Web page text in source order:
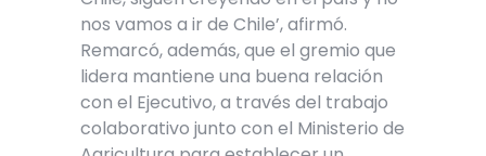
nos vamos a ir de Chile’, afirmó.
Remarcó, además, que el gremio que
lidera mantiene una buena relación
con el Ejecutivo, a través del trabajo
colaborativo junto con el Ministerio de